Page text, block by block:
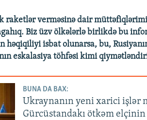
raketlər verməsinə dair
Biz üzv ölkələrlə birlikdə bu
həqiqiliyi isbat olunarsa, bu,
eskalasiya töhfəsi kimi
BUNA DA BAX:
Ukraynanın yeni xarici işlər
Gürcüstandakı ötkəm elçinin